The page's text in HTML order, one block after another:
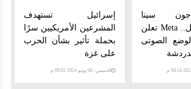
سينا
وكيرستن بيل.. Meta تعلن
الصوتى
إسرائيل تستهدف
المشرعين الأمريكيين سرًا
بحملة تأثير بشأن الحرب
على غزة
الخميس، 06 يونيو 2024 09:02 م